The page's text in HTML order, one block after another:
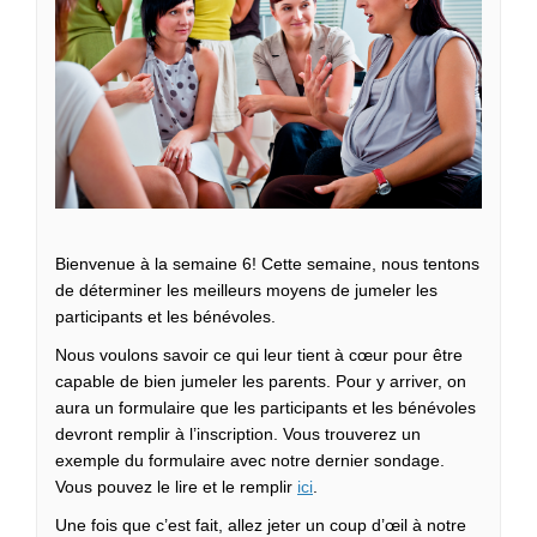
Bienvenue à la semaine 6! Cette semaine, nous tentons
de déterminer les meilleurs moyens de jumeler les
participants et les bénévoles.
Nous voulons savoir ce qui leur tient à cœur pour être
capable de bien jumeler les parents. Pour y arriver, on
aura un formulaire que les participants et les bénévoles
devront remplir à l’inscription. Vous trouverez un
exemple du formulaire avec notre dernier sondage.
Vous pouvez le lire et le remplir ici
Une fois que c’est fait, allez jeter un coup d’œil à notre